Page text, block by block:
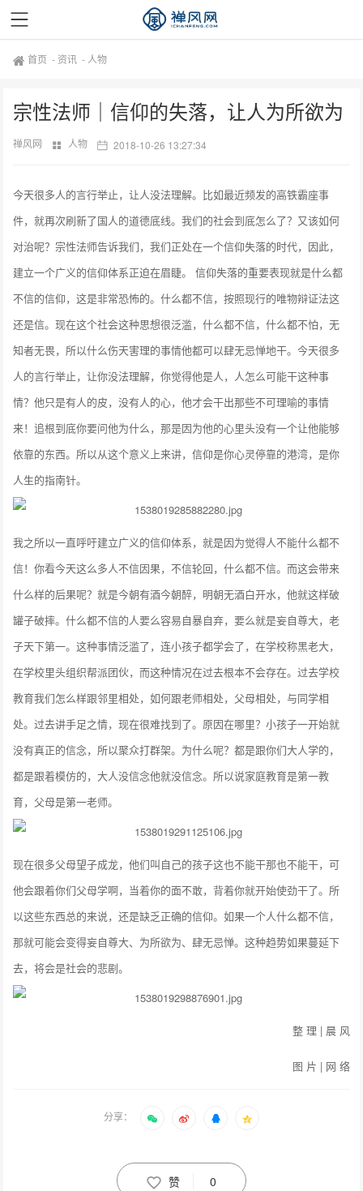
首页 - 资讯 - 人物
宗性法师｜信仰的失落，让人为所欲为
禅风网 人物 2018-10-26 13:27:34
今天很多人的言行举止，让人没法理解。比如最近频发的高铁霸座事
件，就再次刷新了国人的道德底线。我们的社会到底怎么了？又该如何
对治呢？宗性法师告诉我们，我们正处在一个信仰失落的时代，因此，
建立一个广义的信仰体系正迫在眉睫。 信仰失落的重要表现就是什么都
不信的信仰，这是非常恐怖的。什么都不信，按照现行的唯物辩证法这
还是信。现在这个社会这种思想很泛滥，什么都不信，什么都不怕，无
知者无畏，所以什么伤天害理的事情他都可以肆无忌惮地干。今天很多
人的言行举止，让你没法理解，你觉得他是人，人怎么可能干这种事
情？他只是有人的皮，没有人的心，他才会干出那些不可理喻的事情
来！追根到底你要问他为什么，那是因为他的心里头没有一个让他能够
依靠的东西。所以从这个意义上来讲，信仰是你心灵停靠的港湾，是你
人生的指南针。
我之所以一直呼吁建立广义的信仰体系，就是因为觉得人不能什么都不
信！你看今天这么多人不信因果，不信轮回，什么都不信。而这会带来
什么样的后果呢？就是今朝有酒今朝醉，明朝无酒白开水，他就这样破
罐子破摔。什么都不信的人要么容易自暴自弃，要么就是妄自尊大，老
子天下第一。这种事情泛滥了，连小孩子都学会了，在学校称黑老大，
在学校里头组织帮派团伙，而这种情况在过去根本不会存在。过去学校
教育我们怎么样跟邻里相处，如何跟老师相处，父母相处，与同学相
处。过去讲手足之情，现在很难找到了。原因在哪里？小孩子一开始就
没有真正的信念，所以聚众打群架。为什么呢？都是跟你们大人学的，
都是跟着模仿的，大人没信念他就没信念。所以说家庭教育是第一教
育，父母是第一老师。
现在很多父母望子成龙，他们叫自己的孩子这也不能干那也不能干，可
他会跟着你们父母学啊，当着你的面不敢，背着你就开始使劲干了。所
以这些东西总的来说，还是缺乏正确的信仰。如果一个人什么都不信，
那就可能会变得妄自尊大、为所欲为、肆无忌惮。这种趋势如果蔓延下
去，将会是社会的悲剧。
整 理 | 晨 风
图 片 | 网 络
分享：
赞 0